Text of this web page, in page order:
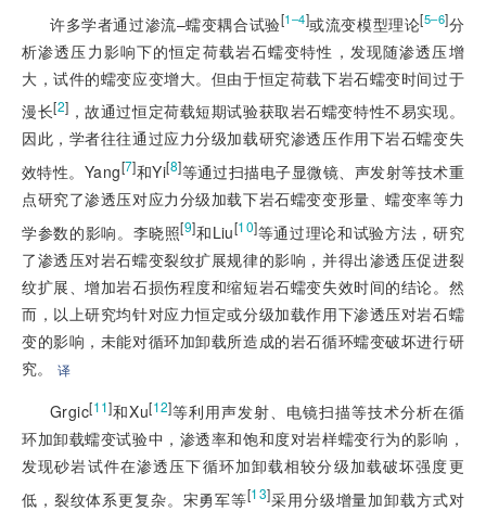
许多学者通过渗流–蠕变耦合试验[1–4]或流变模型理论[5–6]分
析渗透压力影响下的恒定荷载岩石蠕变特性，发现随渗透压增
大，试件的蠕变应变增大。但由于恒定荷载下岩石蠕变时间过于
漫长[2] ，故通过恒定荷载短期试验获取岩石蠕变特性不易实现。
因此，学者往往通过应力分级加载研究渗透压作用下岩石蠕变失
效特性。Yang[7]和Yi[8]等通过扫描电子显微镜、声发射等技术重
点研究了渗透压对应力分级加载下岩石蠕变变形量、蠕变率等力
学参数的影响。李晓照[9]和Liu[10]等通过理论和试验方法，研究
了渗透压对岩石蠕变裂纹扩展规律的影响，并得出渗透压促进裂
纹扩展、增加岩石损伤程度和缩短岩石蠕变失效时间的结论。然
而，以上研究均针对应力恒定或分级加载作用下渗透压对岩石蠕
变的影响，未能对循环加卸载所造成的岩石循环蠕变破坏进行研
究。译
Grgic[11]和Xu[12]等利用声发射、电镜扫描等技术分析在循
环加卸载蠕变试验中，渗透率和饱和度对岩样蠕变行为的影响，
发现砂岩试件在渗透压下循环加卸载相较分级加载破坏强度更
低，裂纹体系更复杂。宋勇军等[13]采用分级增量加卸载方式对